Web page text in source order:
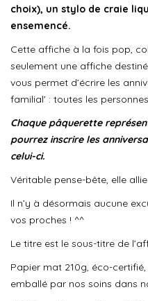
choix), un stylo de craie
ensemencé.
Cette affiche à la fois pop,
seulement une affiche
vous permet d’écrire les
familial’ : toutes les
Chaque pâquerette
pourrez inscrire les
celui-ci.
Véritable pense-bête, elle
Il n’y à désormais aucune
vos proches ! ^^
Le titre est le sous-titre de
Papier mat 210g, éco-
emballé par nos soins dans